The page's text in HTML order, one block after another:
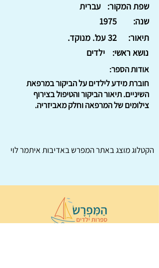
עברית
שפת המקור:
1975
שנה:
32 עמ'. מנוקד.
תיאור:
ילדים
נושא ראשי:
אודות הספר:
חוברת מידע לילדים על הביקור במרפאת
השיניים. תיאור הביקור והטיפול בצירוף
צילומים של המרפאה וחלק מאביזריה.
הקטלוג מוצג באתרהמפרשבאדיבות איתמר לוי